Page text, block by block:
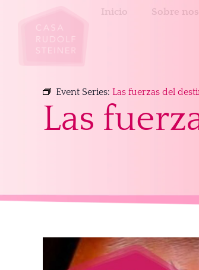
Inicio Sobre
Event Series: Las fuerzas del
Las